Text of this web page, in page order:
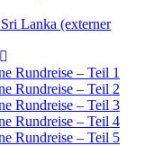
Lanka (externer
Rundreise – Teil 1
Rundreise – Teil 2
Rundreise – Teil 3
Rundreise – Teil 4
Rundreise – Teil 5